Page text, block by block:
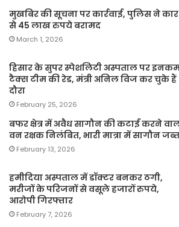
मुखबिर की सूचना पर कार्रवाई, पुलिस ने कार
से 45 लाख रुपये बरामद
March 1, 2026
हिसार के सुपर स्पेशलिटी अस्पताल पर
टैक्स टीम की रेड, मंत्री अनिल विज कर चुके हैं
दौरा
February 25, 2026
बफर क्षेत्र में अवैध सागौन की कटाई करने
वन रक्षक निलंबित, भारी मात्रा में सागौन जब्त
February 13, 2026
हमीदिया अस्पताल में डॉक्टर बनकर ठगी,
मरीजों के परिजनों से वसूले हजारों रुपये,
आरोपी गिरफ्तार
February 7, 2026